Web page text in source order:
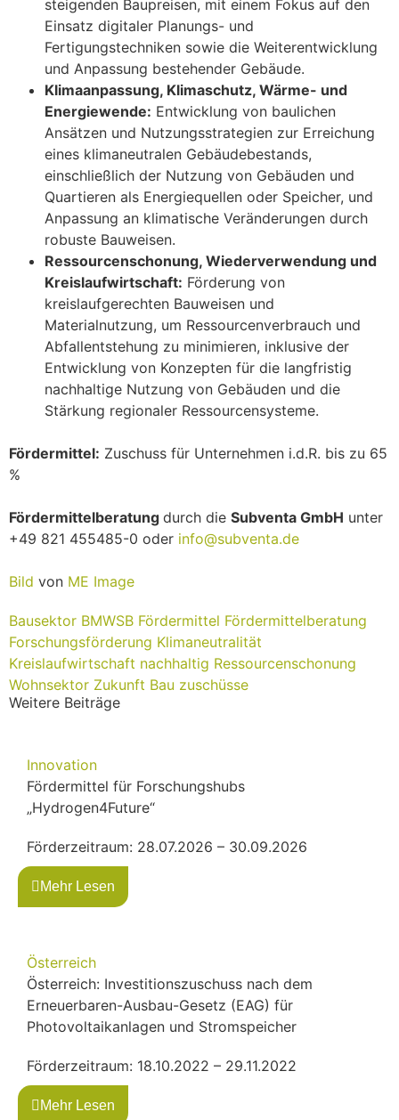
steigenden Baupreisen, mit einem Fokus auf den
Einsatz digitaler Planungs- und
Fertigungstechniken sowie die Weiterentwicklung
und Anpassung bestehender Gebäude.
Klimaanpassung, Klimaschutz, Wärme- und
Energiewende: Entwicklung von baulichen
Ansätzen und Nutzungsstrategien zur Erreichung
eines klimaneutralen Gebäudebestands,
einschließlich der Nutzung von Gebäuden und
Quartieren als Energiequellen oder Speicher, und
Anpassung an klimatische Veränderungen durch
robuste Bauweisen.
Ressourcenschonung, Wiederverwendung und
Kreislaufwirtschaft: Förderung von
kreislaufgerechten Bauweisen und
Materialnutzung, um Ressourcenverbrauch und
Abfallentstehung zu minimieren, inklusive der
Entwicklung von Konzepten für die langfristig
nachhaltige Nutzung von Gebäuden und die
Stärkung regionaler Ressourcensysteme.
Fördermittel: Zuschuss für Unternehmen i.d.R. bis zu 65
%
Fördermittelberatung durch die Subventa GmbH unter
+49 821 455485-0 oder info@subventa.de
Bild von ME Image
Bausektor BMWSB Fördermittel Fördermittelberatung
Forschungsförderung Klimaneutralität
Kreislaufwirtschaft nachhaltig Ressourcenschonung
Wohnsektor Zukunft Bau zuschüsse
Weitere Beiträge
Innovation
Fördermittel für Forschungshubs
„Hydrogen4Future“
Förderzeitraum: 28.07.2026 – 30.09.2026
Mehr Lesen
Österreich
Österreich: Investitionszuschuss nach dem
Erneuerbaren-Ausbau-Gesetz (EAG) für
Photovoltaikanlagen und Stromspeicher
Förderzeitraum: 18.10.2022 – 29.11.2022
Mehr Lesen